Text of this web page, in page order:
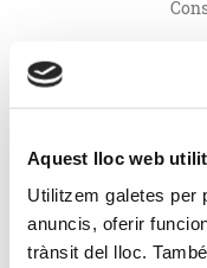
Aquest lloc web
Utilitzem galetes per
anuncis, oferir
trànsit del lloc.
PÀDEL